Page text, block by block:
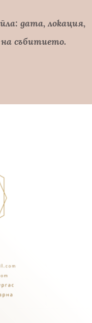
дата, локация,
събитието.